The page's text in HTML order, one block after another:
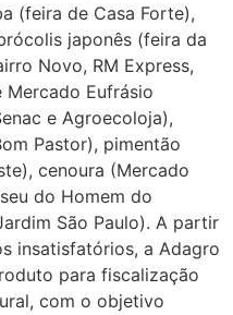
(feira de Casa Forte),
japonês (feira da
Novo, RM Express,
Mercado Eufrásio
e Agroecoloja),
Pastor), pimentão
cenoura (Mercado
do Homem do
São Paulo). A partir
insatisfatórios, a Adagro
para fiscalização
com o objetivo